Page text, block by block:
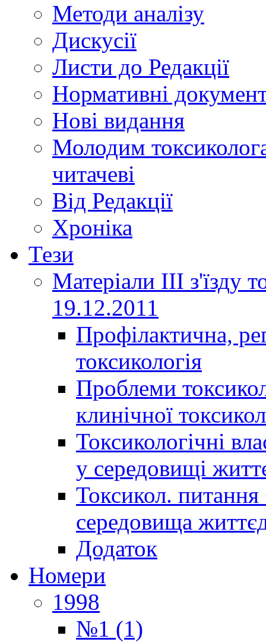
Методи аналізу
Дискусії
Листи до Редакції
Нормативні
Нові видання
Молодим
читачеві
Від Редакції
Хроніка
Тези
Матеріали ІІІ з'їзду
19.12.2011
Профілактична,
токсикологія
Проблеми
клинічної
Токсикологічні
у середовищі
Токсикол. питання
середовища
Додаток
Номери
1998
№1 (1)